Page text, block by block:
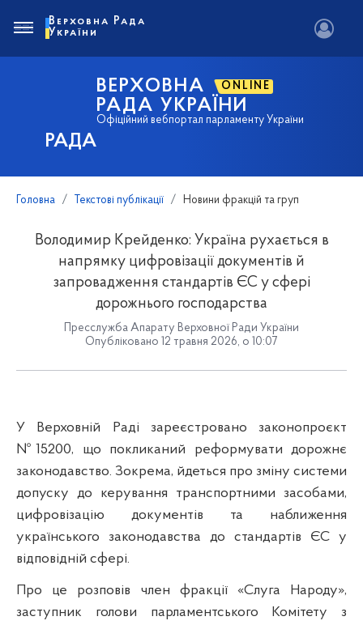
РАДА
ВЕРХОВНА ONLINE
РАДА УКРАЇНИ
Офіційний вебпортал парламенту України
Верховна Рада
України
Головна Текстові публікації Новини фракцій та груп
Володимир Крейденко: Україна рухається в
напрямку цифровізації документів й
запровадження стандартів ЄС у сфері
дорожнього господарства
Пресслужба Апарату Верховної Ради України
Опубліковано 12 травня 2026, о 10:07
У Верховній Раді зареєстровано законопроєкт
№15200, що покликаний реформувати дорожнє
законодавство. Зокрема, йдеться про зміну системи
допуску до керування транспортними засобами,
цифровізацію документів та наближення
українського законодавства до стандартів ЄС у
відповідній сфері.
Про це розповів член фракції «Слуга Народу»,
заступник голови парламентського Комітету з